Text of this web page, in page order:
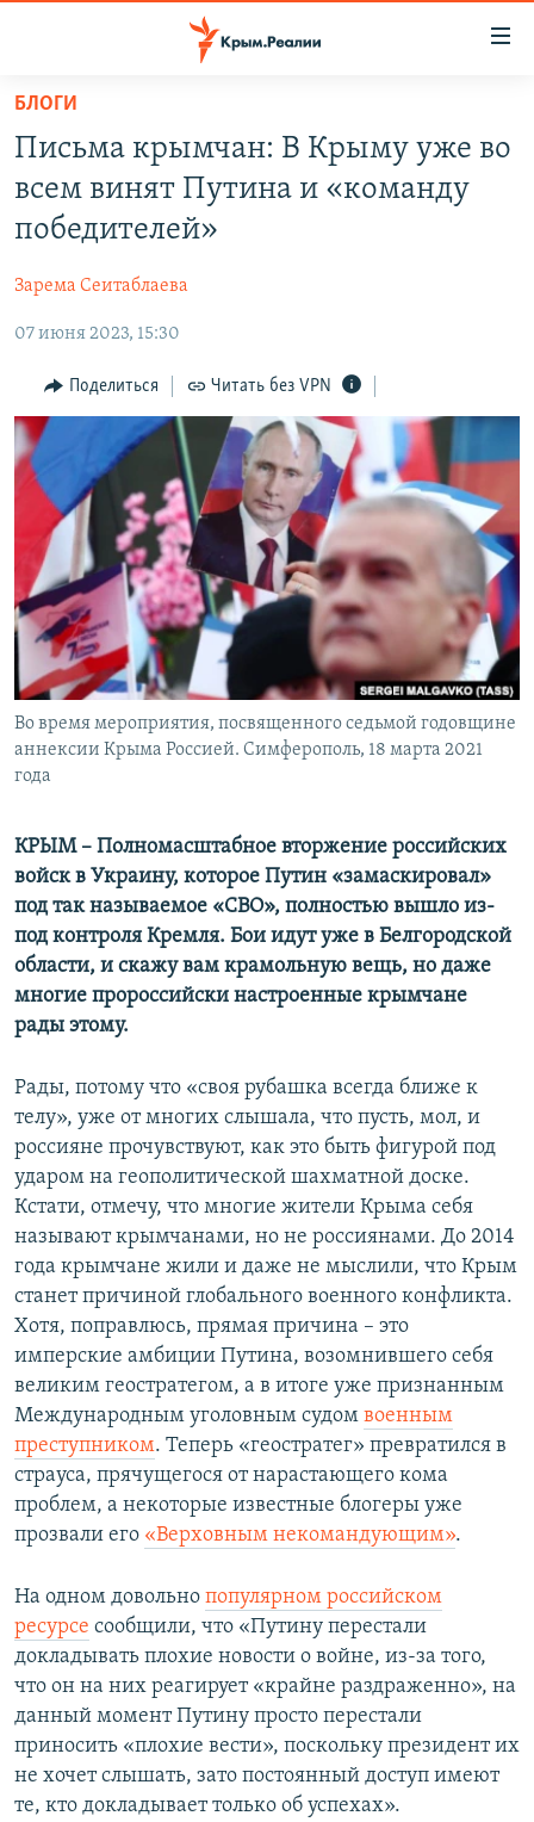
Вернуться
основному
содержанию
Вернутся
главной
навигации
Вернутся
поиску
СПЕЦПРОЕКТЫ
ГРУЗ 200
ВОДА
ЕЩЕ
ИНТЕРАКТИВ
ИНФОГРАФИКА
ТЕЛЕПРОЕКТ КРЫМ.РЕАЛИИ
СОВЕТЫ ПРАВОЗАЩИТНИКОВ
ПРОПАВШИЕ БЕЗ ВЕСТИ
ПОБЕДИТЕЛЕЙ НЕ СУДЯТ?
КРЫМ.НЕПОКОРЕННЫЙ
ELIFBE
УКРАИНСКАЯ ПРОБЛЕМА КРЫМА
РАДІО СВОБОДА
КАК ОБОЙТИ БЛОКИРОВКУ
Українською
Qırımtatar
ПРИСОЕДИНЯЙТЕСЬ!
Все сайты RFE/RL
БЛОГИ
Письма крымчан: В Крыму уже во
всем винят Путина и «команду
победителей»
Зарема Сеитаблаева
07 июня 2023, 15:30
Поделиться Читать без VPN
Во время мероприятия, посвященного седьмой годовщине
аннексии Крыма Россией. Симферополь, 18 марта 2021
года
КРЫМ – Полномасштабное вторжение российских
войск в Украину, которое Путин «замаскировал»
под так называемое «СВО», полностью вышло из-
под контроля Кремля. Бои идут уже в Белгородской
области, и скажу вам крамольную вещь, но даже
многие пророссийски настроенные крымчане
рады этому.
Рады, потому что «своя рубашка всегда ближе к
телу», уже от многих слышала, что пусть, мол, и
россияне прочувствуют, как это быть фигурой под
ударом на геополитической шахматной доске.
Кстати, отмечу, что многие жители Крыма себя
называют крымчанами, но не россиянами. До 2014
года крымчане жили и даже не мыслили, что Крым
станет причиной глобального военного конфликта.
Хотя, поправлюсь, прямая причина – это
имперские амбиции Путина, возомнившего себя
великим геостратегом, а в итоге уже признанным
Международным уголовным судом военным
преступником. Теперь «геостратег» превратился в
страуса, прячущегося от нарастающего кома
проблем, а некоторые известные блогеры уже
прозвали его «Верховным некомандующим».
На одном довольно популярном российском
ресурсе сообщили, что «Путину перестали
докладывать плохие новости о войне, из-за того,
что он на них реагирует «крайне раздраженно», на
данный момент Путину просто перестали
приносить «плохие вести», поскольку президент их
не хочет слышать, зато постоянный доступ имеют
те, кто докладывает только об успехах».